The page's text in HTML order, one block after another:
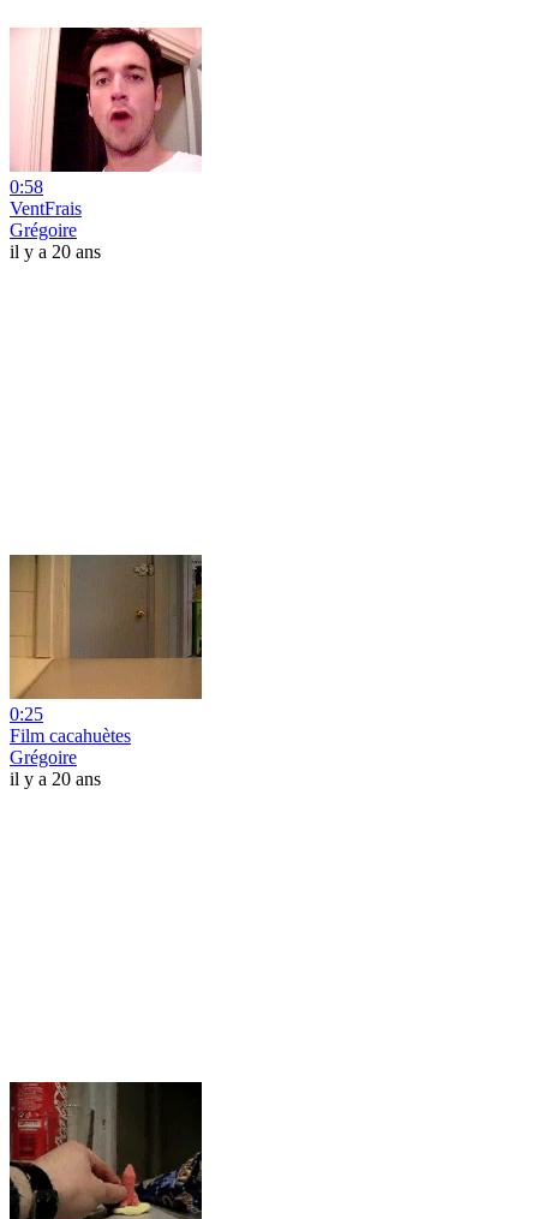
0:58
VentFrais
Grégoire
il y a 20 ans
0:25
Film cacahuètes
Grégoire
il y a 20 ans